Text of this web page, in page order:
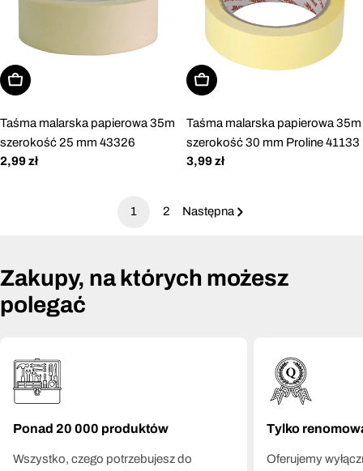
Dodaj do koszyka
Taśma malarska papierowa 35m
szerokość 25 mm 43326
Cena
2,99 zł
Dodaj do koszyka
Taśma malarska papierowa 35m
szerokość 30 mm Proline 41133
Cena
3,99 zł
1 2 Następna
Zakupy, na których możesz
polegać
Ponad 20 000 produktów
Wszystko, czego potrzebujesz do
Tylko
Oferujemy